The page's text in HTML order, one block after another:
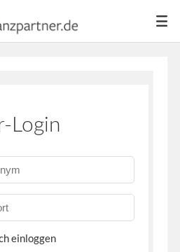
Login
einloggen